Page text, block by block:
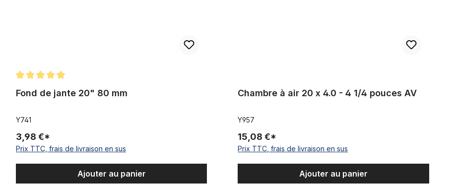
Fond de jante 20" 80 mm
Y741
3,98 €*
Prix TTC, frais de livraison en sus
Ajouter au panier
Chambre à air 20 x 4.0 - 4 1/4 pouces AV
Y957
15,08 €*
Prix TTC, frais de livraison en sus
Ajouter au panier